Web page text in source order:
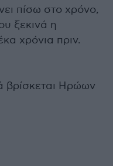
πίσω στο χρόνο,
ξεκινά η
χρόνια πριν.
βρίσκεται Ηρώων